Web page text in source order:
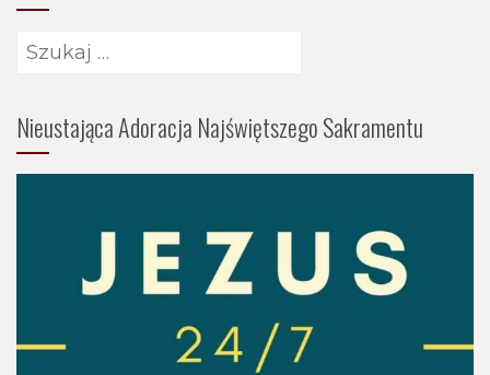
Szukaj:
Nieustająca Adoracja Najświętszego Sakramentu